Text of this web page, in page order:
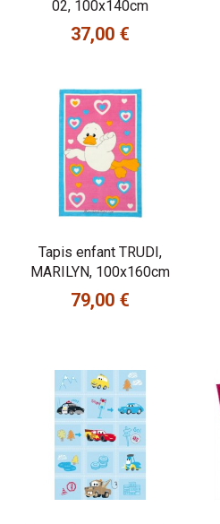
02, 100x140cm
Prix
37,00 €
Tapis enfant TRUDI,
MARILYN, 100x160cm
Prix
79,00 €